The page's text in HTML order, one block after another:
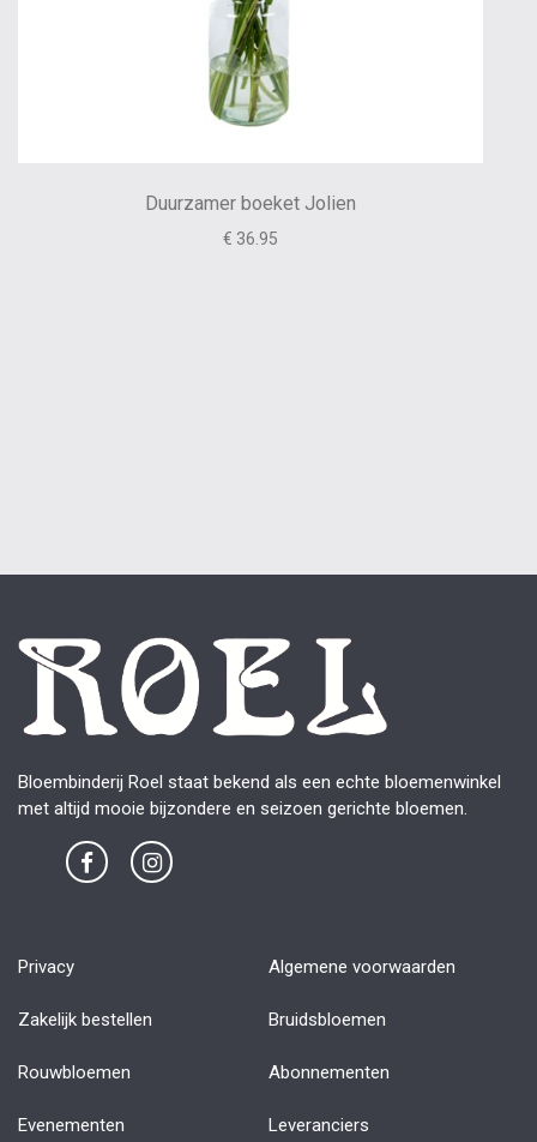
Duurzamer boeket Jolien
€ 36.95
Bloembinderij Roel staat bekend als een echte bloemenwinkel
met altijd mooie bijzondere en seizoen gerichte bloemen.
Privacy Algemene voorwaarden
Zakelijk bestellen Bruidsbloemen
Rouwbloemen Abonnementen
Evenementen Leveranciers